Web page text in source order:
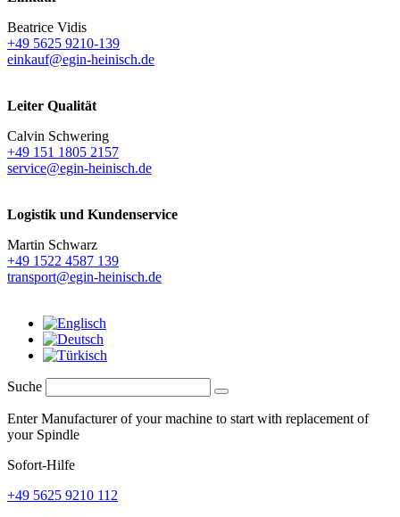
Beatrice Vidis
+49 5625 9210-139
einkauf@egin-heinisch.de
Leiter Qualität
Calvin Schwering
+49 151 1805 2157
service@egin-heinisch.de
Logistik und Kundenservice
Martin Schwarz
+49 1522 4587 139
transport@egin-heinisch.de
Suche
Enter Manufacturer of your machine to start with replacement of
your Spindle
Sofort-Hilfe
+49 5625 9210 112